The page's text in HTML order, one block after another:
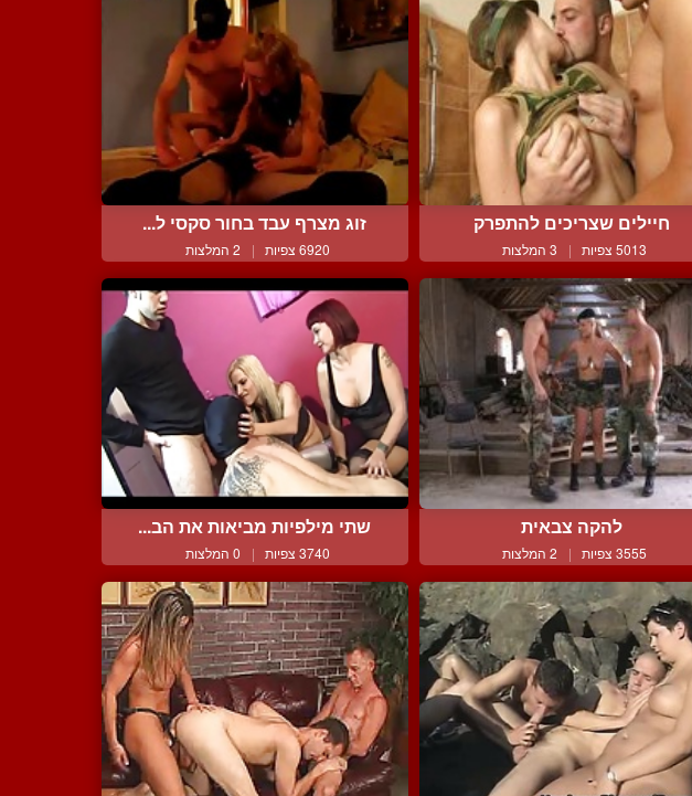
חיילים שצריכים להתפרק
5013 צפיות | 3 המלצות
זוג מצרף עבד בחור סקסי ל...
6920 צפיות | 2 המלצות
להקה צבאית
3555 צפיות | 2 המלצות
שתי מילפיות מביאות את הב...
3740 צפיות | 0 המלצות